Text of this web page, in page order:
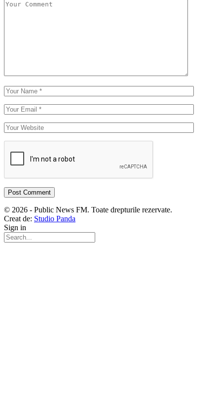
© 2026 - Public News FM. Toate drepturile rezervate.
Creat de: Studio Panda
Sign in